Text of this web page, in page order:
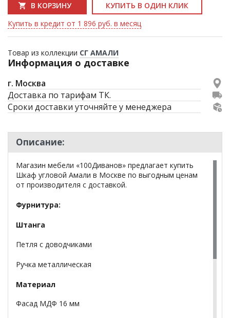
В КОРЗИНУ
КУПИТЬ В ОДИН КЛИК
Купить в кредит от 1 896 руб. в месяц
Товар из коллекции СГ АМАЛИ
Информация о доставке
г. Москва
Доставка по тарифам ТК.
Сроки доставки уточняйте у менеджера
Описание:
Магазин мебели «100Диванов» предлагает купить
Шкаф угловой Амали в Москве по выгодным ценам
от производителя с доставкой.
Фурнитура:
Штанга
Петля с доводчиками
Ручка металлическая
Материал
Фасад МДФ 16 мм